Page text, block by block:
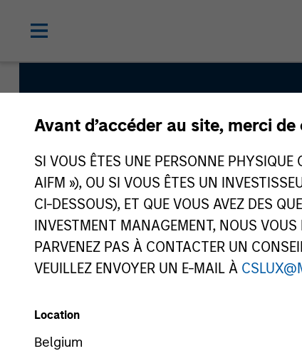
Avant d’accéder au site, merci
SI VOUS ÊTES UNE PERSONNE
AIFM »), OU SI VOUS ÊTES UN
CI-DESSOUS), ET QUE VOUS AVEZ DES
INVESTMENT MANAGEMENT, NOUS
PARVENEZ PAS À CONTACTER UN
VEUILLEZ ENVOYER UN E-MAIL À
Location
Belgium
Morgan
Asia